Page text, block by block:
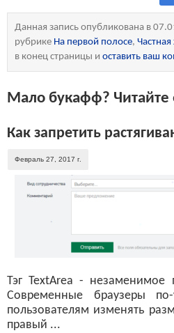
Данная запись опубликована в
рубрике На первой полосе,
в конец страницы и оставить ваш
Мало букафф? Читайте
Как запретить
Февраль 27, 2017 г.
Тэг TextArea - незаменимое
Современные браузеры
пользователям изменять
правый ...